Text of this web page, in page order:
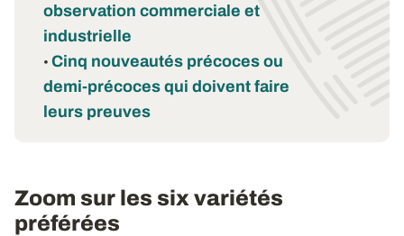
observation commerciale et
industrielle
• Cinq nouveautés précoces ou
demi-précoces qui doivent faire
leurs preuves
Zoom sur les six variétés
préférées